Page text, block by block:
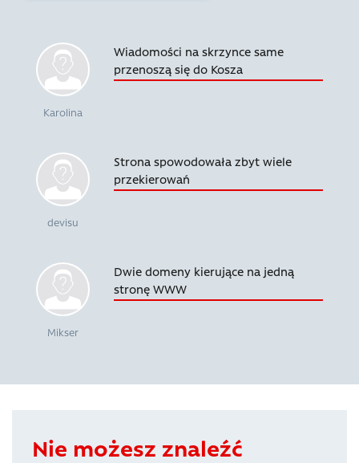
Karolina
Wiadomości na skrzynce same
przenoszą się do Kosza
devisu
Strona spowodowała zbyt wiele
przekierowań
Mikser
Dwie domeny kierujące na jedną
stronę WWW
Nie możesz znaleźć